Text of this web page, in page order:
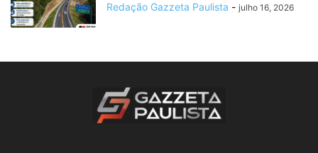
Redação Gazzeta Paulista - julho 16, 2026